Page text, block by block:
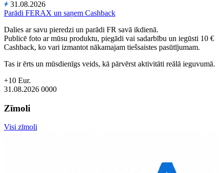
31.08.2026
Parādi FERAX un saņem Cashback
Dalies ar savu pieredzi un parādi FR savā ikdienā.
Publicē foto ar mūsu produktu, piegādi vai sadarbību un iegūsti 10 €
Cashback, ko vari izmantot nākamajam tiešsaistes pasūtījumam.
Tas ir ērts un mūsdienīgs veids, kā pārvērst aktivitāti reālā ieguvumā.
+10 Eur.
31.08.2026 0000
Zīmoli
Visi zīmoli